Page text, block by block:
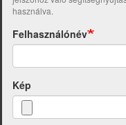
használva.
Felhasználónév
Kép